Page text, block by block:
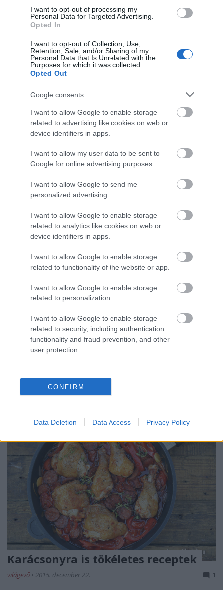
I want to opt-out of processing my
Personal Data for Targeted Advertising.
Opted In
I want to opt-out of Collection, Use,
Retention, Sale, and/or Sharing of my
Personal Data that Is Unrelated with the
Purposes for which it was collected.
Opted Out
Google consents
I want to allow Google to enable storage
related to advertising like cookies on web or
device identifiers in apps.
I want to allow my user data to be sent to
Google for online advertising purposes.
I want to allow Google to send me
personalized advertising.
I want to allow Google to enable storage
related to analytics like cookies on web or
device identifiers in apps.
I want to allow Google to enable storage
related to functionality of the website or app.
I want to allow Google to enable storage
related to personalization.
I want to allow Google to enable storage
related to security, including authentication
functionality and fraud prevention, and other
user protection.
CONFIRM
Data Deletion Data Access Privacy Policy
Brutális leértékelések az Amazonon,
ami ráadásul ingyen szállít itthonra
világevő•2016. november 22.
Elég sokat szoktam vásárolni az Amazon.de-n
amúgy is, de ez most alaposan leegyszerűsödött. És
egész héten hatalmas akciók! Magadnak vagy
karácsonyi ajándéknak![Folyamatosan frissítve úk
ötletekkel!] (Ingyenes szállítás Mo.-ra 39 euro fölött.
Ne felejtsd el!
világevő•2015. december 27.
Karácsonyra is tökéletes receptek
világevő • 2015. december 22. 1